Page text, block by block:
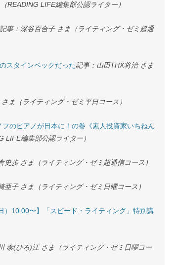
READING LIFE編集部公認ライター）
記事：深谷百合子 さま（ライティング・ゼミ超通
スタインベックだった記事：山田THX将治 さま
ま（ライティング・ゼミ平日コース）
のピアノが日本に！の巻《素人投資家いちねん
LIFE編集部公認ライター）
史歩 さま（ライティング・ゼミ超通信コース）
亜子 さま（ライティング・ゼミ日曜コース）
10:00〜】「スピード・ライティング」特別講
泰(ひろ)江 さま（ライティング・ゼミ日曜コー